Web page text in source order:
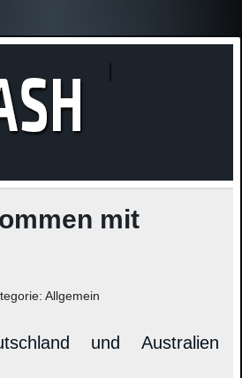
mit
Allgemein
und Australien